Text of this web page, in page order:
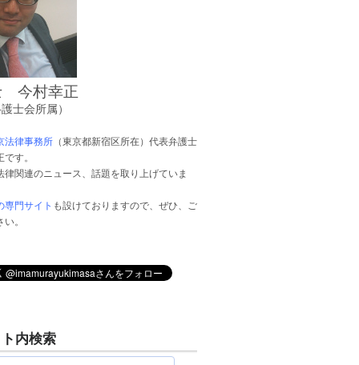
今村幸正
護士会所属）
法律事務所 （東京都新宿区所在）代表弁護士
す。
律関連のニュース、話題を取り上げていま
専門サイト も設けておりますので、ぜひ、ご
。
内検索